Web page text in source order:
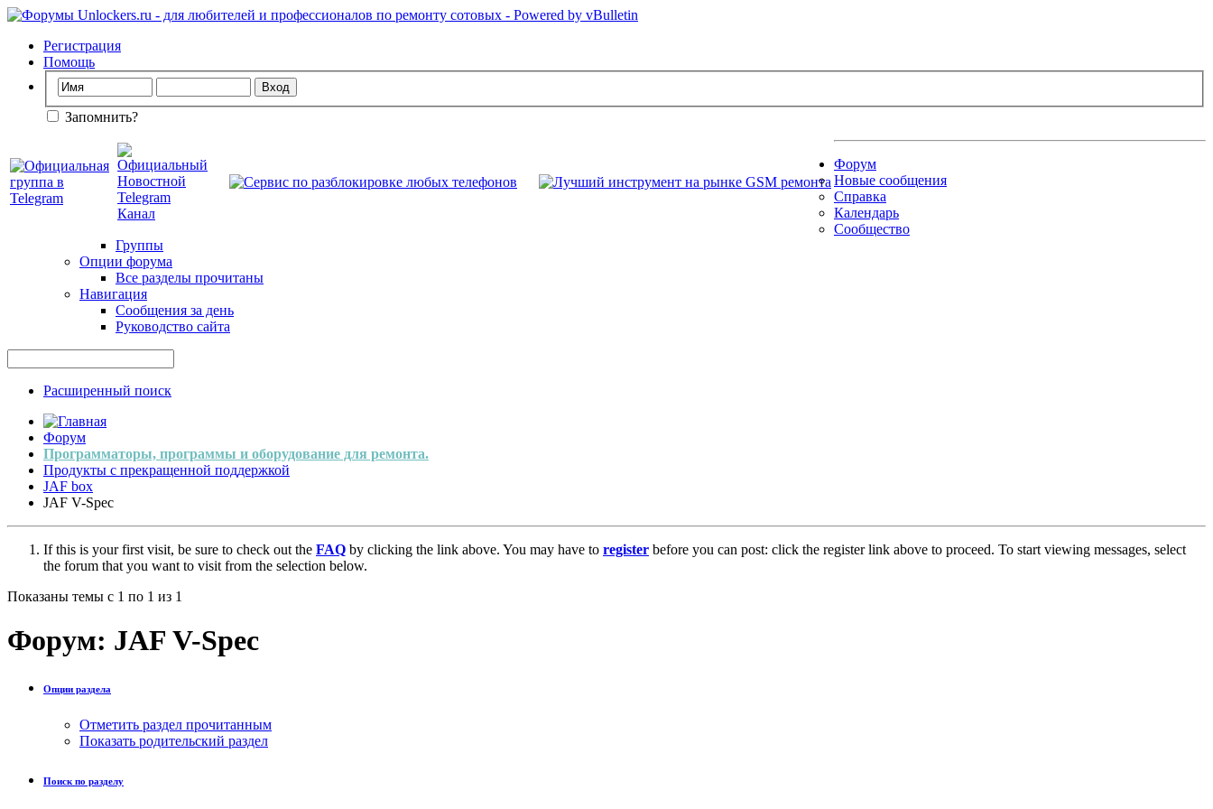
Регистрация
Помощь
Запомнить?
Форум
Новые сообщения
Справка
Календарь
Сообщество
Группы
Опции форума
Все разделы прочитаны
Навигация
Сообщения за день
Руководство сайта
Расширенный поиск
Форум
Программаторы, программы и оборудование для ремонта.
Продукты с прекращенной поддержкой
JAF box
JAF V-Spec
If this is your first visit, be sure to check out the FAQ by clicking the link above. You may have to register before you can post: click the register link above to proceed. To start viewing messages, select
the forum that you want to visit from the selection below.
Показаны темы с 1 по 1 из 1
Форум: JAF V-Spec
Опции раздела
Отметить раздел прочитанным
Показать родительский раздел
Поиск по разделу